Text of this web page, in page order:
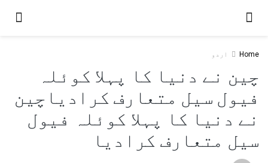
Home اردو
چین نے دنیا کا پہلا کوئلہ
فیول سیل متعارف کرادیاچین
نے دنیا کا پہلا کوئلہ فیول
سیل متعارف کرادیا